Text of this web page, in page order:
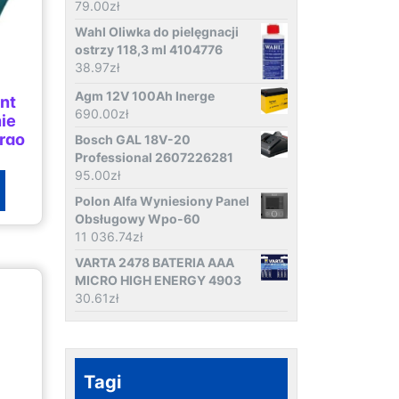
79.00zł
Wahl Oliwka do pielęgnacji
ostrzy 118,3 ml 4104776
38.97zł
Agm 12V 100Ah Inerge
690.00zł
Bosch GAL 18V-20
Professional 2607226281
95.00zł
Polon Alfa Wyniesiony Panel
Obsługowy Wpo-60
11 036.74zł
VARTA 2478 BATERIA AAA
MICRO HIGH ENERGY 4903
30.61zł
Tagi